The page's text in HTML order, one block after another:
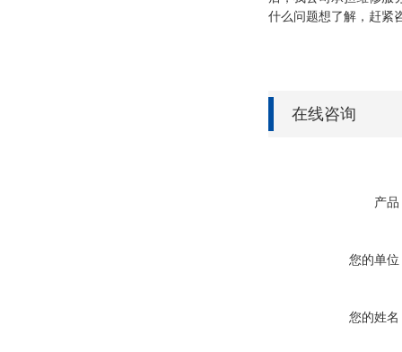
什么问题想了解，赶紧
在线咨询
产品
您的单位
您的姓名